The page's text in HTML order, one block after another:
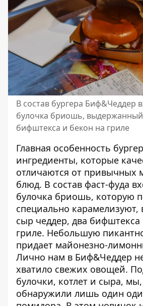
В состав бургера Биф&Чеддер
булочка бриошь,
бифштекса и бекон на гриле
Главная особенность
ингредиенты, которые
отличаются от привычных
блюд. В состав фаст-фуда
булочка бриошь, которую
специально
сыр чеддер, два бифштекса
гриле. Небольшую
придает майонезно-
Лично нам в Биф&Чеддер
хватило свежих овощей.
булочки, котлет и сыра,
обнаружили лишь один